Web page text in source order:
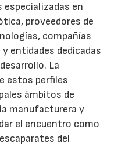
especializadas en
proveedores de
compañías
entidades dedicadas
La
estos perfiles
ámbitos de
manufacturera y
el encuentro como
del